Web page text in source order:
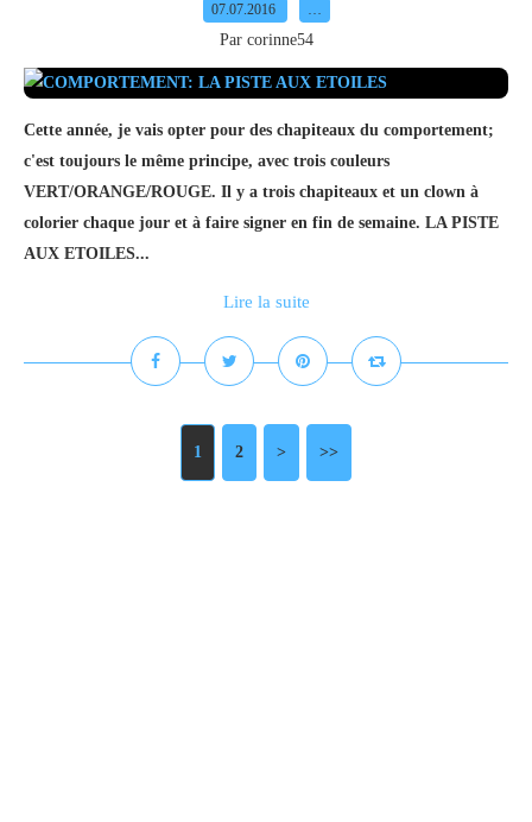
07.07.2016 …
Par corinne54
Cette année, je vais opter pour des chapiteaux du comportement;
c'est toujours le même principe, avec trois couleurs
VERT/ORANGE/ROUGE. Il y a trois chapiteaux et un clown à
colorier chaque jour et à faire signer en fin de semaine. LA PISTE
AUX ETOILES...
Lire la suite
1 2 > >>